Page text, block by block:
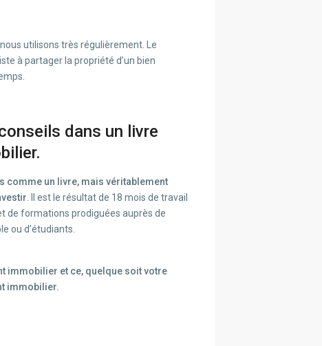
utilisons très régulièrement. Le
à partager la propriété d’un bien
dans un livre
comme un livre, mais véritablement
. Il est le résultat de 18 mois de travail
de formations prodiguées auprès de
ou d’étudiants.
immobilier et ce, quelque soit votre
immobilier.